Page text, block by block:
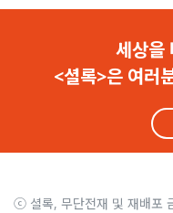
세상을
<셜록>은 여러
ⓒ 셜록, 무단전재 및 재배포